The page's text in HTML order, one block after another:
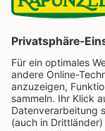
Rapunzel
Informationen